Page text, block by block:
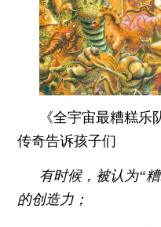
《全宇宙最糟糕
传奇告诉孩子们
有时候，被认为“
的创造力；